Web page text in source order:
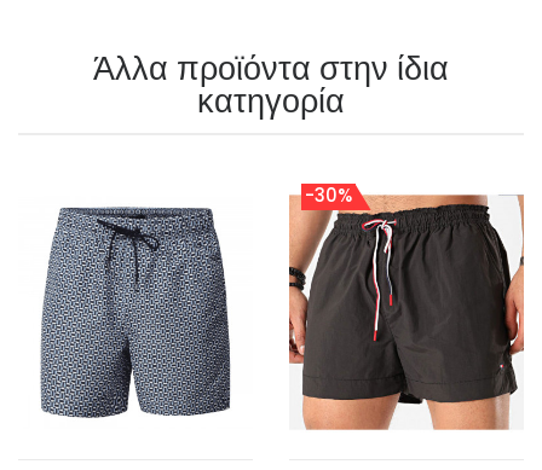
Άλλα προϊόντα στην ίδια
κατηγορία
-30%